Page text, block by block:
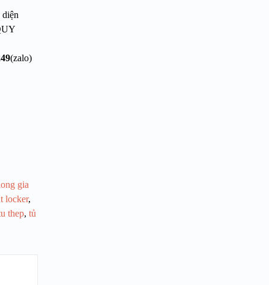
diện
(zalo)
gia
locker,
thep, tủ